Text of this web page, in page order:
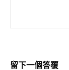
留下一個答覆